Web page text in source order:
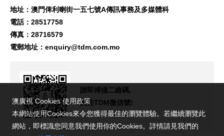
地址：澳門俾利喇街一五七號A傳訊事務及多媒體科
電話：28517758
傳真：28716579
電郵地址： enquiry@tdm.com.mo
請即掃描二維碼,
關注TDM微信號!
澳廣視 Cookies 使用政策
本網站使用Cookies來令您獲得最佳的瀏覽體驗。若繼續瀏覽此
網站，即標識您同意我們使用你的Cookies。詳情請見我們的